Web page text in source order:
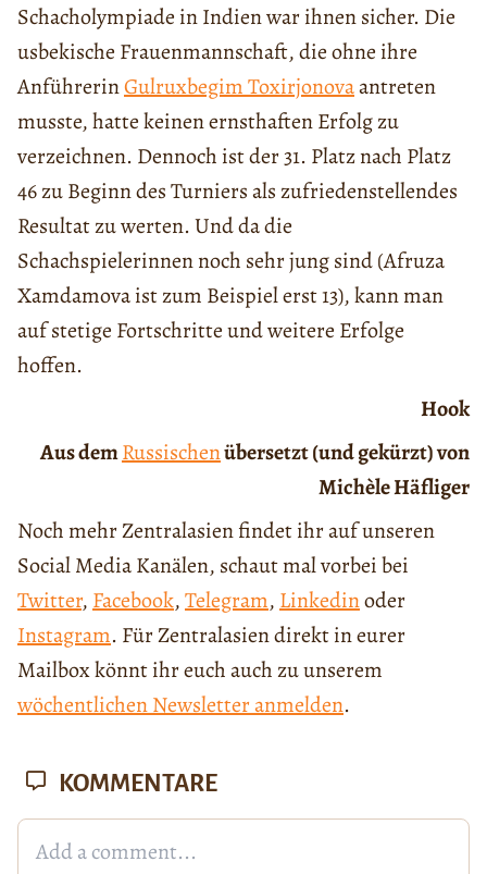
Schacholympiade in Indien war ihnen sicher. Die
usbekische Frauenmannschaft, die ohne ihre
AnführerinGulruxbegim Toxirjonovaantreten
musste, hatte keinen ernsthaften Erfolg zu
verzeichnen. Dennoch ist der 31. Platz nach Platz
46 zu Beginn des Turniers als zufriedenstellendes
Resultat zu werten. Und da die
Schachspielerinnen noch sehr jung sind (Afruza
Xamdamova ist zum Beispiel erst 13), kann man
auf stetige Fortschritte und weitere Erfolge
hoffen.
Hook
Aus demRussischenübersetzt (und gekürzt) von
Michèle Häfliger
Noch mehr Zentralasien findet ihr auf unseren
Social Media Kanälen, schaut mal vorbei bei
Twitter, Facebook,Telegram, Linkedinoder
Instagram. Für Zentralasien direkt in eurer
Mailbox könnt ihr euch auch zu unserem
wöchentlichen Newsletter anmelden.
KOMMENTARE